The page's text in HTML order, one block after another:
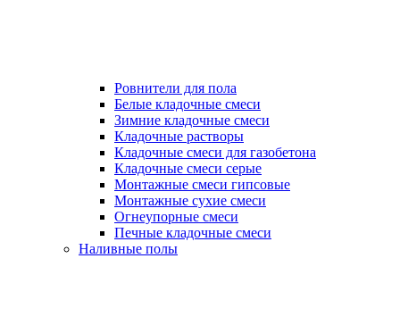
Ровнители для пола
Белые кладочные смеси
Зимние кладочные смеси
Кладочные растворы
Кладочные смеси для газобетона
Кладочные смеси серые
Монтажные смеси гипсовые
Монтажные сухие смеси
Огнеупорные смеси
Печные кладочные смеси
Наливные полы